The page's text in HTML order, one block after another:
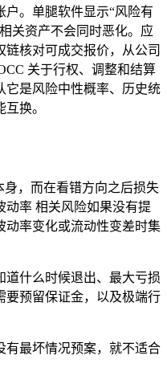
。单腿软件显示“风险有
关资产不会同时恶化。应
链核对可成交报价，从公司
关于行权、调整和结算
它是风险中性概率、历史统
换。
身，而在看错方向之后损失
动率 相关风险如果没有提
动率变化或流动性变差时集
道什么时候退出、最大亏损
要预留保证金，以及极端行
有最坏情况预案，就不适合